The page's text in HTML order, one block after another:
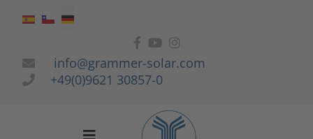
Sprache auswählen
info@grammer-solar.com
+49(0)9621 30857-0